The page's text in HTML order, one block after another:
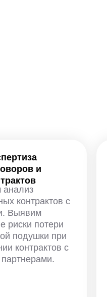
и
контрактов с
Выявим
риски потери
подушки при
контрактов с